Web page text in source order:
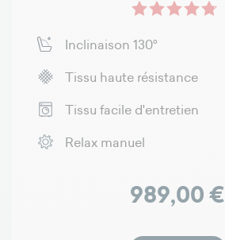
Inclinaison 130°
Tissu haute résistance
Tissu facile d'entretien
Relax manuel
Prix
989,00 €